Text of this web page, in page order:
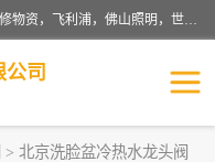
专业配送水暖器材、光源灯具、五金交电等维修物资，飞利浦，佛山照明，世达，博世，九牧，特陶等各产品涉及国内外知名品牌。公司专注与物业、学校、酒店、工厂等单位合作，提供一站式配送服务，降低客户综合成本。依托电子商务改变传统模式，以专业的团队为客户提供24H物资配送到达，货到月结、统一开票，便捷退换等服务，提高了企业的运营效率。
司
> 北京洗脸盆冷热水龙头阀